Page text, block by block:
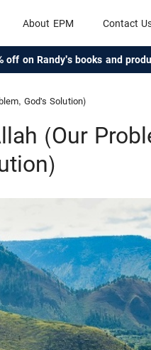
About EPM Contact
off on Randy's books and
God's Solution)
(Our